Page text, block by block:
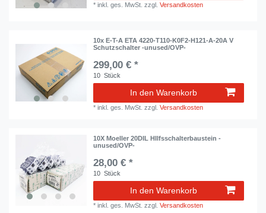
*inkl. ges. MwSt. zzgl.Versandkosten
10x E-T-A ETA 4220-T110-K0F2-H121-A-20A V
Schutzschalter -unused/OVP-
299,00 € *
10 Stück
In den Warenkorb
*inkl. ges. MwSt. zzgl.Versandkosten
10X Moeller 20DIL HIlfsschalterbaustein -
unused/OVP-
28,00 € *
10 Stück
In den Warenkorb
*inkl. ges. MwSt. zzgl.Versandkosten